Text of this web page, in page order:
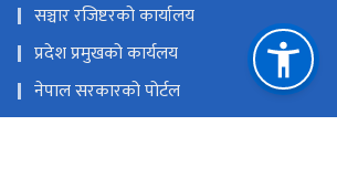
सञ्चार रजिष्टरको कार्यालय
प्रदेश प्रमुखको कार्यलय
नेपाल सरकारको पोर्टल